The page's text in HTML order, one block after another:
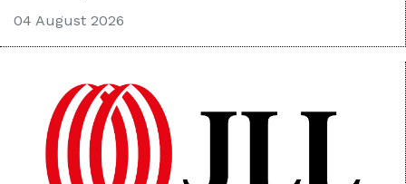
04 August 2026